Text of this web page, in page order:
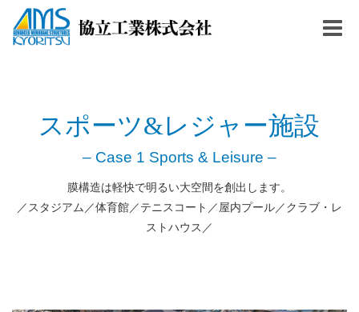
スポーツ&レジャー施設
– Case 1 Sports & Leisure –
膜構造は軽快で明るい大空間を創出します。
／スタジアム／体育館／テニスコート／屋内プール／クラブ・レ
ストハウス／